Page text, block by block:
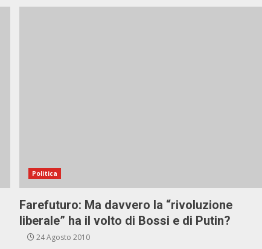
Politica
Farefuturo: Ma davvero la “rivoluzione
liberale” ha il volto di Bossi e di Putin?
24 Agosto 2010